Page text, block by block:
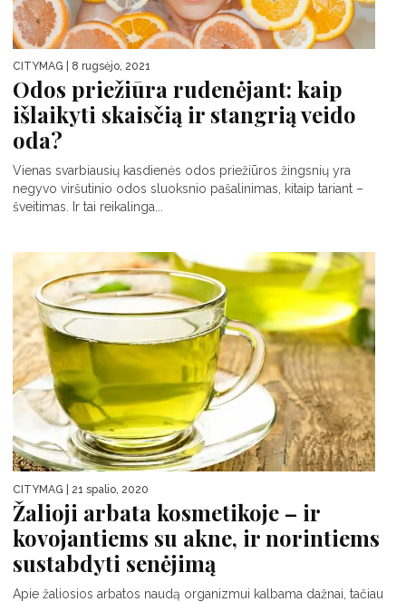
CITYMAG | 8 rugsėjo, 2021
Odos priežiūra rudenėjant: kaip
išlaikyti skaisčią ir stangrią veido
oda?
Vienas svarbiausių kasdienės odos priežiūros žingsnių yra
negyvo viršutinio odos sluoksnio pašalinimas, kitaip tariant –
šveitimas. Ir tai reikalinga...
CITYMAG | 21 spalio, 2020
Žalioji arbata kosmetikoje – ir
kovojantiems su akne, ir norintiems
sustabdyti senėjimą
Apie žaliosios arbatos naudą organizmui kalbama dažnai, tačiau